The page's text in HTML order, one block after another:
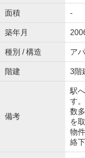
面積 -
築年月
種別 / 構造 ア
階建 3階
備考
駅
す
数
を
物
絡